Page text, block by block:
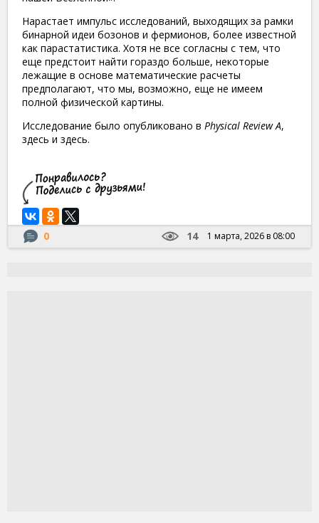
Нарастает импульс исследований, выходящих за рамки
бинарной идеи бозонов и фермионов, более известной
как парастатистика. Хотя не все согласны с тем, что
еще предстоит найти гораздо больше, некоторые
лежащие в основе математические расчеты
предполагают, что мы, возможно, еще не имеем
полной физической картины.
Исследование было опубликовано в Physical Review A,
здесь и здесь.
0 14 1 марта, 2026 в 08:00